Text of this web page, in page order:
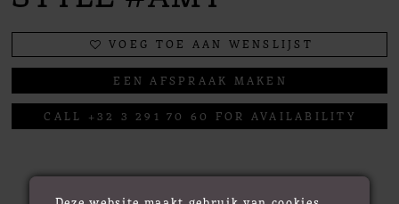
VOEG TOE AAN WENSLIJST
EEN AFSPRAAK MAKEN
CALL +32 3 291 70 60 FOR AVAILABILITY